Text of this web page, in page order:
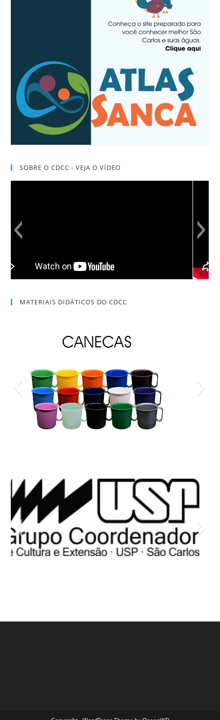
SOBRE O CDCC - VEJA O VÍDEO
MATERIAIS DIDÁTICOS DO CDCC